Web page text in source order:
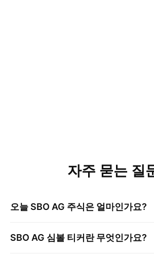
자주 묻는 질
오늘 SBO AG 주식은 얼마인가요?
SBO AG 심볼 티커란 무엇인가요?